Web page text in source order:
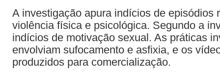
A investigação apura indícios de episódios
violência física e psicológica. Segundo a
indícios de motivação sexual. As práticas
envolviam sufocamento e asfixia, e os
produzidos para comercialização.